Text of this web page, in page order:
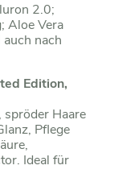
2.0;
Aloe Vera
nach
Edition,
Haare
Pflege
Ideal für